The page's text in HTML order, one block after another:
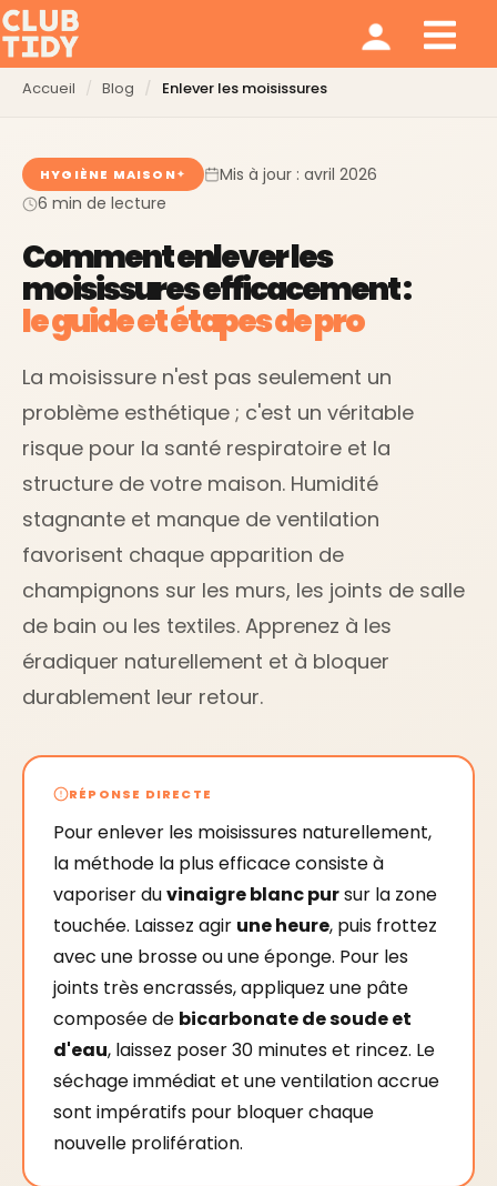
Accueil Blog Enlever les moisissures
HYGIÈNE MAISON
Mis à jour : avril 2026
6 min de lecture
Comment enlever les
moisissures efficacement :
le guide et étapes de pro
La moisissure n'est pas seulement un
problème esthétique ; c'est un véritable
risque pour la santé respiratoire et la
structure de votre maison. Humidité
stagnante et manque de ventilation
favorisent chaque apparition de
champignons sur les murs, les joints de salle
de bain ou les textiles. Apprenez à les
éradiquer naturellement et à bloquer
durablement leur retour.
RÉPONSE DIRECTE
Pour enlever les moisissures naturellement,
la méthode la plus efficace consiste à
vaporiser duvinaigre blanc pursur la zone
touchée. Laissez agir une heure, puis frottez
avec une brosse ou une éponge. Pour les
joints très encrassés, appliquez une pâte
composée de bicarbonate de soude et
d'eau, laissez poser 30 minutes et rincez. Le
séchage immédiat et une ventilation accrue
sont impératifs pour bloquer chaque
nouvelle prolifération.